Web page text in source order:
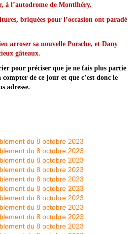
à l’autodrome de Montlhéry.
briquées pour l’occasion ont paradé
arroser sa nouvelle Porsche, et Dany
gâteaux.
pour préciser que je ne fais plus partie
de ce jour et que c’est donc le
adresse.